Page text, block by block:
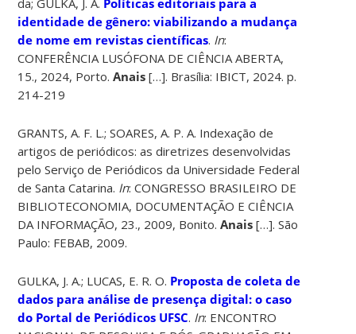
identidade de gênero: viabilizando a mudança
de nome em revistas científicas. In:
CONFERÊNCIA LUSÓFONA DE CIÊNCIA ABERTA,
15., 2024, Porto.Anais[…]. Brasília: IBICT, 2024. p.
214-219
GRANTS, A. F. L.; SOARES, A. P. A. Indexação de
artigos de periódicos: as diretrizes desenvolvidas
pelo Serviço de Periódicos da Universidade Federal
de Santa Catarina. In: CONGRESSO BRASILEIRO DE
BIBLIOTECONOMIA, DOCUMENTAÇÃO E CIÊNCIA
DA INFORMAÇÃO, 23., 2009, Bonito.Anais[…]. São
Paulo: FEBAB, 2009.
GULKA, J. A.; LUCAS, E. R. O. Proposta de coleta de
dados para análise de presença digital: o caso
do Portal de Periódicos UFSC. In: ENCONTRO